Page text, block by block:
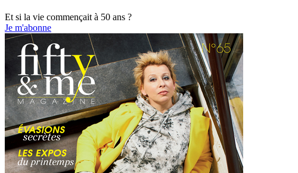
Et si la vie commençait à 50 ans ?
Je m'abonne